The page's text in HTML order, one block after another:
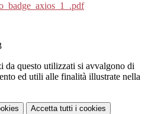
da questo utilizzati si avvalgono di
ed utili alle finalità illustrate nella
Accetta tutti i cookies